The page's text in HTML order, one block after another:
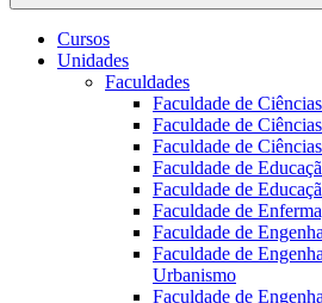
Buscar
Cursos
Unidades
Faculdades
Faculdade de
Faculdade de
Faculdade de
Faculdade de
Faculdade de
Faculdade de
Faculdade de
Faculdade de
Urbanismo
Faculdade de